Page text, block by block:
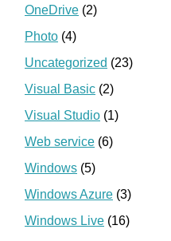
OneDrive (2)
Photo (4)
Uncategorized (23)
Visual Basic (2)
Visual Studio (1)
Web service (6)
Windows (5)
Windows Azure (3)
Windows Live (16)